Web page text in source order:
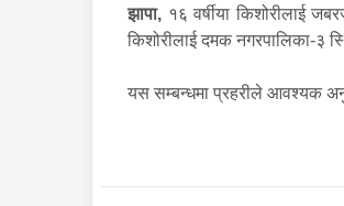
झापा, १६ वर्षीया किशोरीलाई
किशोरीलाई दमक नगरपालिका-३
यस सम्बन्धमा प्रहरीले आवश्यक